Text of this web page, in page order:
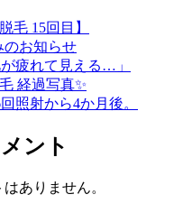
毛 15回目】
のお知らせ
疲れて見える…」
経過写真✨
照射から4か月後。
ント
ありません。